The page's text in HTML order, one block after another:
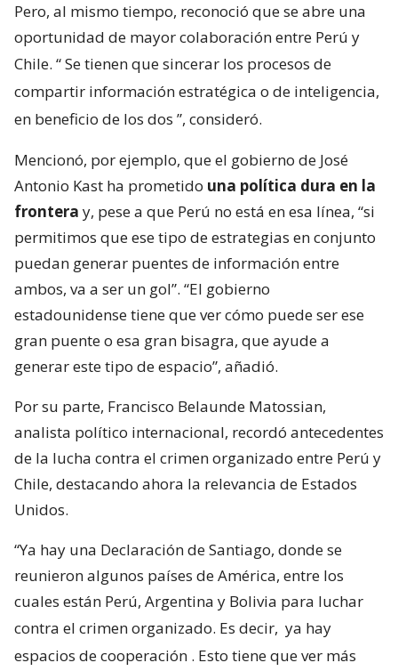
Pero, al mismo tiempo, reconoció que se abre una
oportunidad de mayor colaboración entre Perú y
Chile. “Se tienen que sincerar los procesos de
compartir información estratégica o de inteligencia,
en beneficio de los dos ”, consideró.
Mencionó, por ejemplo, que el gobierno de José
Antonio Kast ha prometido una política dura en la
frontera y, pese a que Perú no está en esa línea, “si
permitimos que ese tipo de estrategias en conjunto
puedan generar puentes de información entre
ambos, va a ser un gol”. “El gobierno
estadounidense tiene que ver cómo puede ser ese
gran puente o esa gran bisagra, que ayude a
generar este tipo de espacio”, añadió.
Por su parte, Francisco Belaunde Matossian,
analista político internacional, recordó antecedentes
de la lucha contra el crimen organizado entre Perú y
Chile, destacando ahora la relevancia de Estados
Unidos.
“Ya hay una Declaración de Santiago, donde se
reunieron algunos países de América, entre los
cuales están Perú, Argentina y Bolivia para luchar
contra el crimen organizado. Es decir, ya hay
espacios de cooperación . Esto tiene que ver más